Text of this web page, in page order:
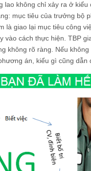
lao không chỉ xảy ra ở
mục tiêu của trưởng bộ
là giao lại mục tiêu công
vào cách thực hiện. TBP
không rõ ràng. Nếu
án, kiểu gì cũng dẫn